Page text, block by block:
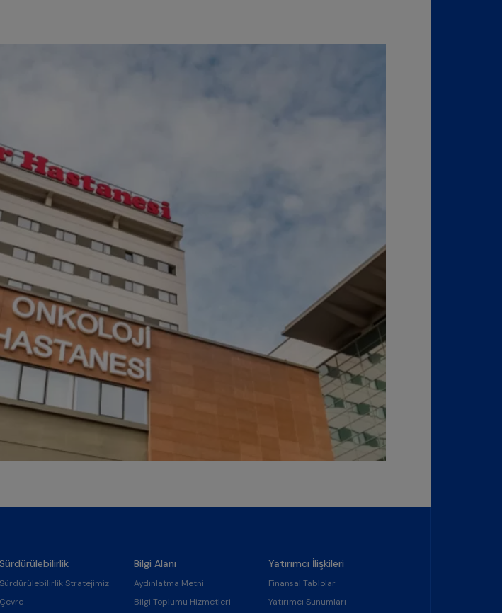
Sürdürülebilirlik
Sürdürülebilirlik Stratejimiz
Çevre
Bilgi Alanı
Aydınlatma Metni
Bilgi Toplumu Hizmetleri
Yatırımcı İlişkileri
Finansal Tablolar
Yatırımcı Sunumları